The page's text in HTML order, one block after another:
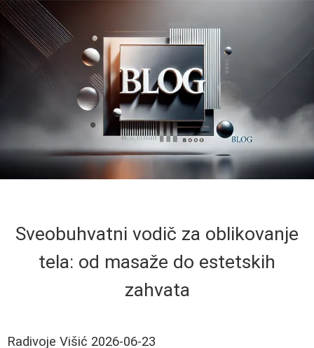
Sveobuhvatni vodič za oblikovanje
tela: od masaže do estetskih
zahvata
Radivoje Višić 2026-06-23